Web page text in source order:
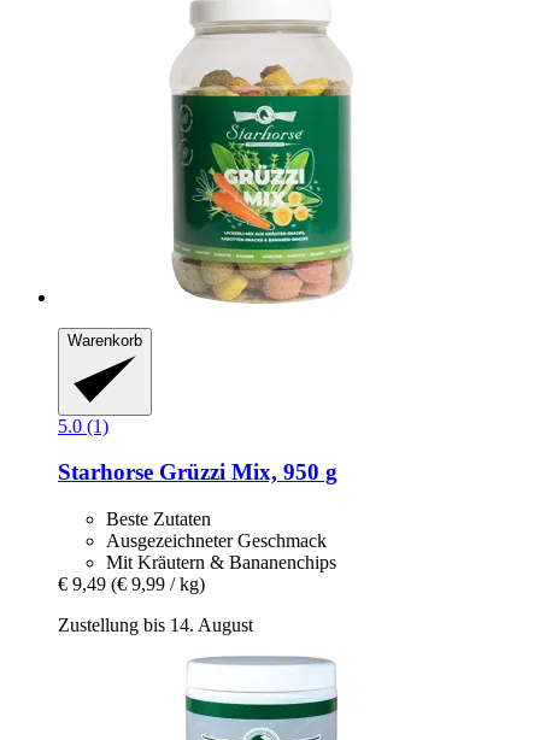
Warenkorb
5.0 (1)
Starhorse Grüzzi Mix, 950 g
Beste Zutaten
Ausgezeichneter Geschmack
Mit Kräutern & Bananenchips
€ 9,49 (€ 9,99 / kg)
Zustellung bis 14. August